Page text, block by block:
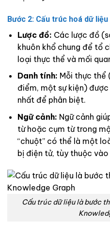
Bước 2: Cấu trúc hoá dữ liệu
Lược đồ: Các lược đồ
khuôn khổ chung để tổ
loại thực thể và mối
Danh tính: Mỗi thực thể
điểm, một sự kiện)
nhất để phân biệt.
Ngữ cảnh: Ngữ cảnh
từ hoặc cụm từ trong
“chuột” có thể là một
bị điện tử, tùy thuộc vào
Cấu trúc dữ liệu là bước